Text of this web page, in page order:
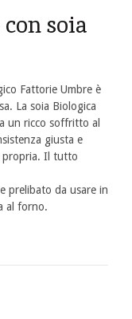
soia
Fattorie Umbre è
La soia Biologica
un ricco soffritto al
giusta e
propria. Il tutto
prelibato da usare in
al forno.